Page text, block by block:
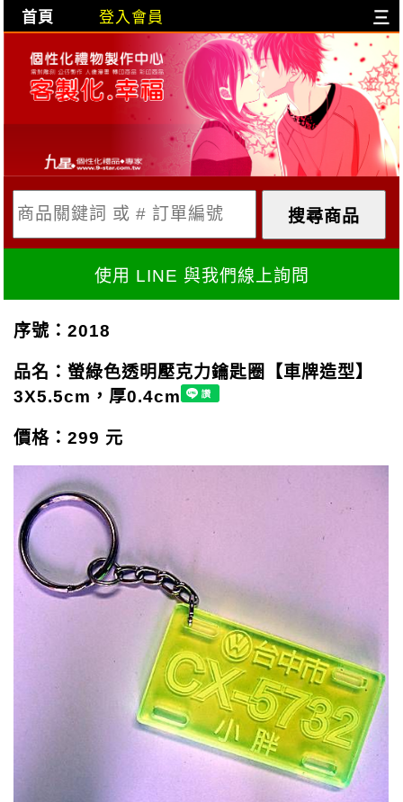
首頁 登入會員 三
購物車內容:
目前購物車是空的!
X
使用 LINE 與我們線上詢問